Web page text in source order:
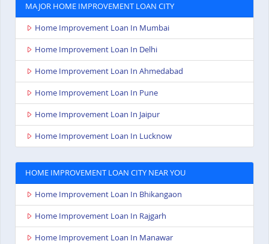
MAJOR HOME IMPROVEMENT LOAN CITY
Home Improvement Loan In Mumbai
Home Improvement Loan In Delhi
Home Improvement Loan In Ahmedabad
Home Improvement Loan In Pune
Home Improvement Loan In Jaipur
Home Improvement Loan In Lucknow
HOME IMPROVEMENT LOAN CITY NEAR YOU
Home Improvement Loan In Bhikangaon
Home Improvement Loan In Rajgarh
Home Improvement Loan In Manawar